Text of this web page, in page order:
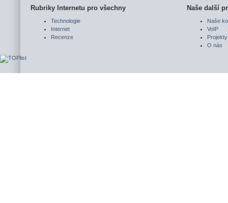
Rubriky Internetu pro všechny
Technologie
Internet
Recenze
Naše další
Naše
VoIP
Projekty
O nás